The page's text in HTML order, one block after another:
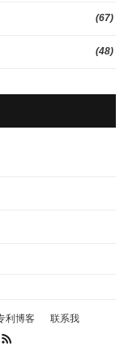
(67)
(48)
利博客 联系我